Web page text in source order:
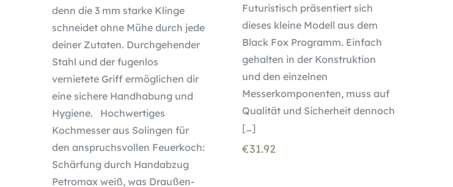
denn die 3 mm starke Klinge
schneidet ohne Mühe durch jede
deiner Zutaten. Durchgehender
Stahl und der fugenlos
vernietete Griff ermöglichen dir
eine sichere Handhabung und
Hygiene. Hochwertiges
Kochmesser aus Solingen für
den anspruchsvollen Feuerkoch:
Schärfung durch Handabzug
Petromax weiß, was Draußen-
Futuristisch präsentiert sich
dieses kleine Modell aus dem
Black Fox Programm. Einfach
gehalten in der Konstruktion
und den einzelnen
Messerkomponenten, muss auf
Qualität und Sicherheit dennoch
[…]
€31.92